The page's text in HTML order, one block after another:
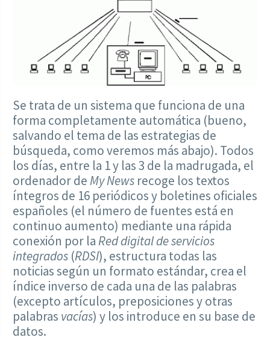
Se trata de un sistema que funciona de una
forma completamente automática (bueno,
salvando el tema de las estrategias de
búsqueda, como veremos más abajo). Todos
los días, entre la 1 y las 3 de la madrugada, el
ordenador deMy News recoge los textos
íntegros de 16 periódicos y boletines oficiales
españoles (el número de fuentes está en
continuo aumento) mediante una rápida
conexión por laRed digital de servicios
integrados (RDSI), estructura todas las
noticias según un formato estándar, crea el
índice inverso de cada una de las palabras
(excepto artículos, preposiciones y otras
palabras vacías) y los introduce en su base de
datos.